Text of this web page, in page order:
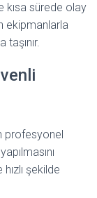
kısa sürede olay
ekipmanlarla
profesyonel
şekilde